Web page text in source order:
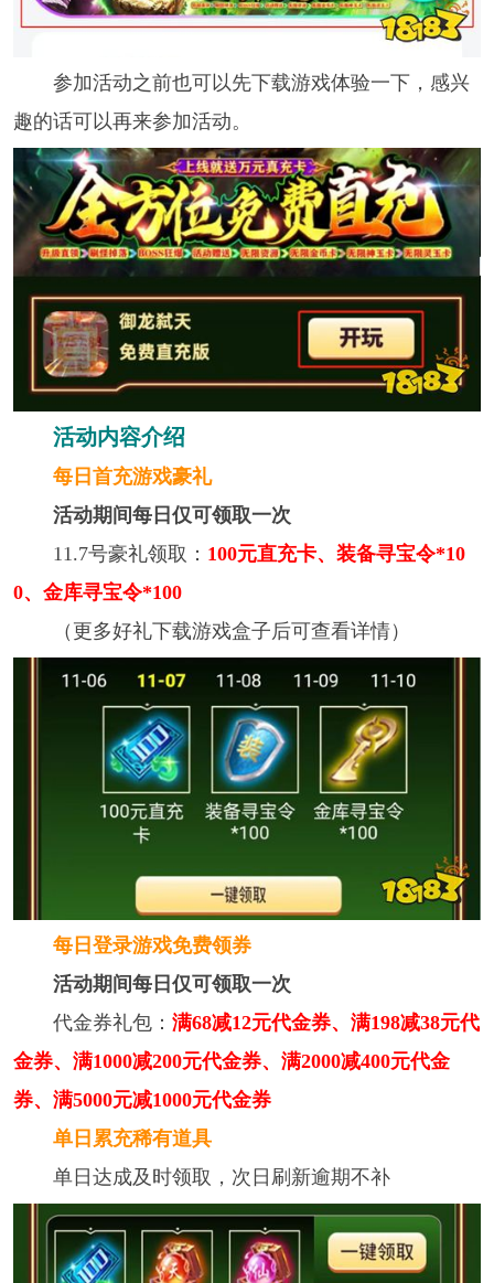
参加活动之前也可以先下载游戏体验一下，感兴
趣的话可以再来参加活动。
活动内容介绍
每日首充游戏豪礼
活动期间每日仅可领取一次
11.7号豪礼领取： 100元直充卡、装备寻宝令*10
0、金库寻宝令*100
（更多好礼下载游戏盒子后可查看详情）
每日登录游戏免费领券
活动期间每日仅可领取一次
代金券礼包： 满68减12元代金券、满198减38元代
金券、满1000减200元代金券、满2000减400元代金
券、满5000元减1000元代金券
单日累充稀有道具
单日达成及时领取，次日刷新逾期不补